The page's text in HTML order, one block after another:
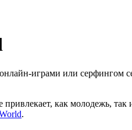
играми или серфингом
как молодежь,
.